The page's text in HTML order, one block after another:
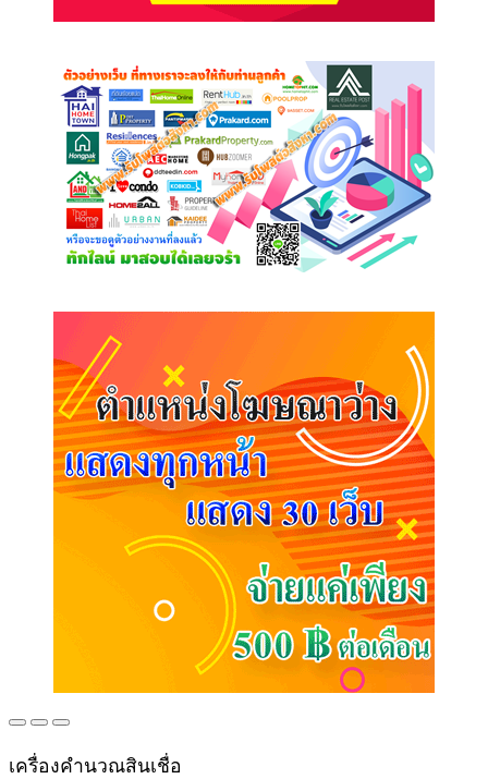
เครื่องคำนวณสินเชื่อ